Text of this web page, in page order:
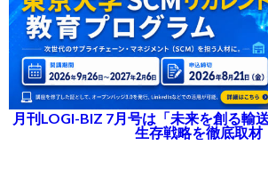
月刊LOGI-BIZ 7月号は「未来を創る輸
生存戦略を徹底取材